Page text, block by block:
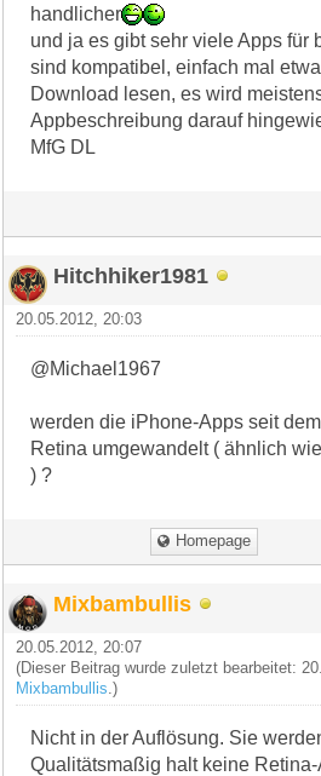
handlicher
und ja es gibt sehr viele Apps für
sind kompatibel, einfach mal
Download lesen, es wird
Appbeschreibung darauf
MfG DL
Hitchhiker1981
20.05.2012, 20:03
@Michael1967
werden die iPhone-Apps seit
Retina umgewandelt ( ähnlich
) ?
Homepage
Mixbambullis
20.05.2012, 20:07
(Dieser Beitrag wurde zuletzt bearbeitet:
Mixbambullis .)
Nicht in der Auflösung. Sie
Qualitätsmaßig halt keine Retina-